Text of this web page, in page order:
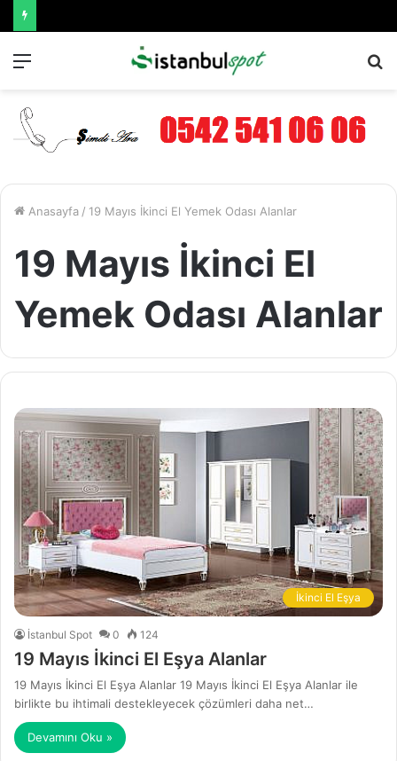
Anasayfa / 19 Mayıs İkinci El Yemek Odası Alanlar
19 Mayıs İkinci El
Yemek Odası Alanlar
İkinci El Eşya
İstanbul Spot 0 124
19 Mayıs İkinci El Eşya Alanlar
19 Mayıs İkinci El Eşya Alanlar 19 Mayıs İkinci El Eşya Alanlar ile
birlikte bu ihtimali destekleyecek çözümleri daha net…
Devamını Oku »